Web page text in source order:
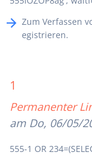
Zum Verfassen
egistrieren.
1
Permanenter
am Do, 06/05/
555-1 OR